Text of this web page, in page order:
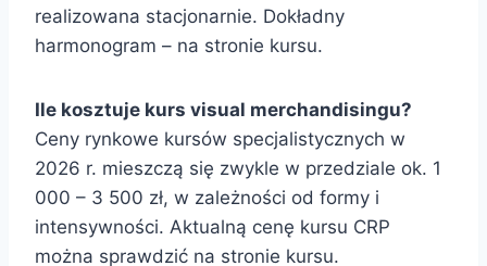
realizowana stacjonarnie. Dokładny
harmonogram – na stronie kursu.
Ile kosztuje kurs visual merchandisingu?
Ceny rynkowe kursów specjalistycznych w
2026 r. mieszczą się zwykle w przedziale ok. 1
000 – 3 500 zł, w zależności od formy i
intensywności. Aktualną cenę kursu CRP
można sprawdzić na stronie kursu.